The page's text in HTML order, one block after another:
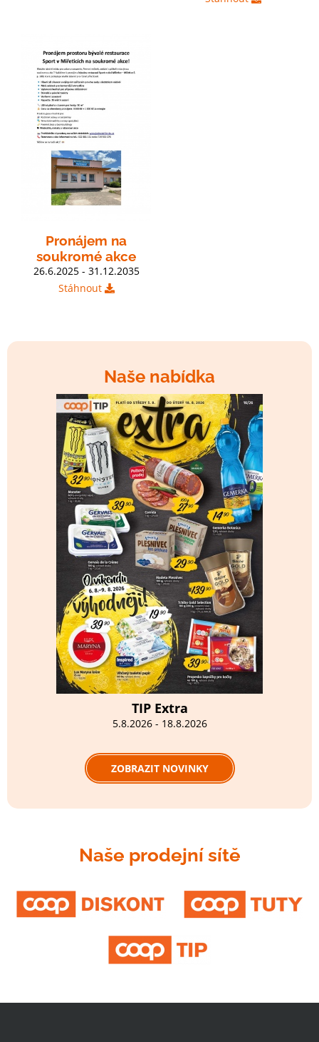
Naše nabídka
TIP Extra
5.8.2026 - 18.8.2026
ZOBRAZIT NOVINKY
Pronájem na
soukromé akce
26.6.2025 - 31.12.2035
Stáhnout
Naše prodejní sítě